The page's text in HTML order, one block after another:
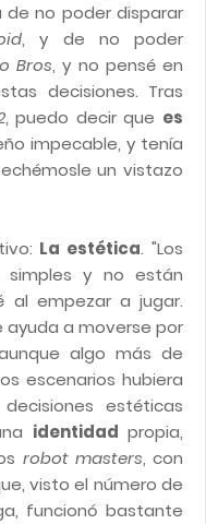
no poder disparar
, y de no poder
Bros, y no pensé en
decisiones. Tras
, puedo decir que es
impecable, y tenía
un vistazo
La estética. "Los
y no están
al empezar a jugar.
ayuda a moverse por
algo más de
escenarios hubiera
estéticas
identidadpropia,
robot masters, con
visto el número de
funcionó bastante